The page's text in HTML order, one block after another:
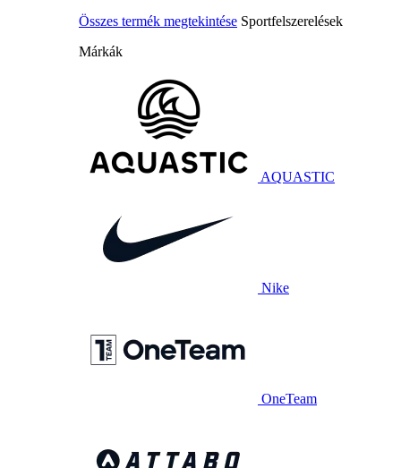
Összes termék megtekintése Sportfelszerelések
Márkák
AQUASTIC
Nike
OneTeam